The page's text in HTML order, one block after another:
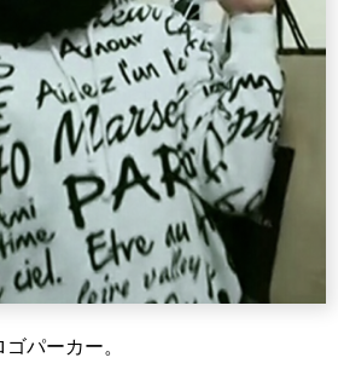
パーカー。